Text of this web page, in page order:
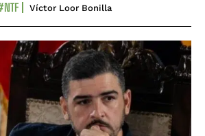
Víctor Loor Bonilla